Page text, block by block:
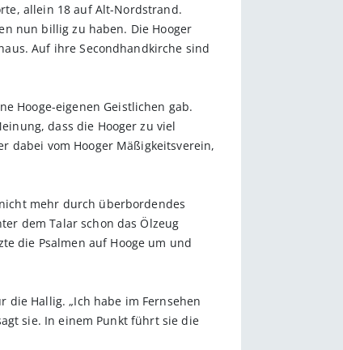
allein 18 auf Alt-Nordstrand.
nun billig zu haben. Die Hooger
Auf ihre Secondhandkirche sind
Hooge-eigenen Geistlichen gab.
dass die Hooger zu viel
dabei vom Hooger Mäßigkeitsverein,
mehr durch überbordendes
dem Talar schon das Ölzeug
die Psalmen auf Hooge um und
die Hallig. „Ich habe im Fernsehen
sie. In einem Punkt führt sie die